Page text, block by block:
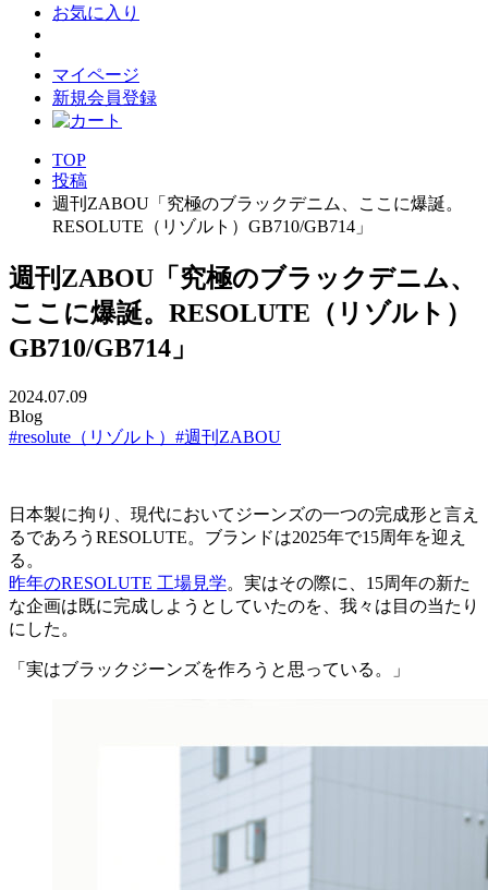
お気に入り
マイページ
新規会員登録
TOP
投稿
週刊ZABOU「究極のブラックデニム、ここに爆誕。
RESOLUTE（リゾルト）GB710/GB714」
週刊ZABOU「究極のブラックデニム、
ここに爆誕。RESOLUTE（リゾルト）
GB710/GB714」
2024.07.09
Blog
#resolute（リゾルト） #週刊ZABOU
日本製に拘り、現代においてジーンズの一つの完成形と言え
るであろうRESOLUTE。ブランドは2025年で15周年を迎え
る。
昨年のRESOLUTE 工場見学。実はその際に、15周年の新た
な企画は既に完成しようとしていたのを、我々は目の当たり
にした。
「実はブラックジーンズを作ろうと思っている。」